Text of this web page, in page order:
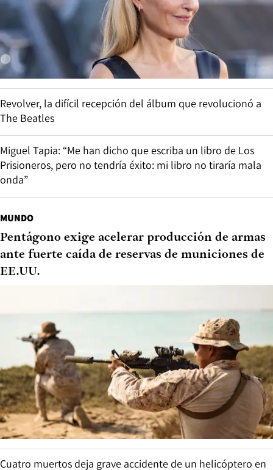
Revolver, la difícil recepción del álbum que revolucionó a
The Beatles
Miguel Tapia: “Me han dicho que escriba un libro de Los
Prisioneros, pero no tendría éxito: mi libro no tiraría mala
onda”
MUNDO
Pentágono exige acelerar producción de armas
ante fuerte caída de reservas de municiones de
EE.UU.
Cuatro muertos deja grave accidente de un helicóptero en